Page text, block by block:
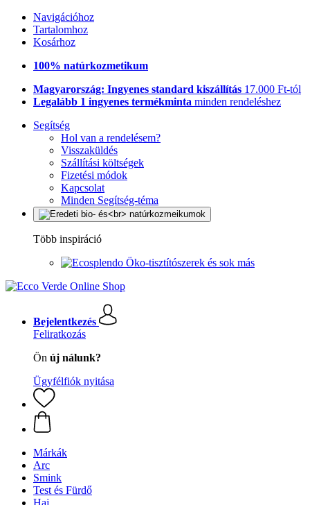
Navigációhoz
Tartalomhoz
Kosárhoz
100% natúrkozmetikum
Magyarország: Ingyenes standard kiszállítás 17.000 Ft-tól
Legalább 1 ingyenes termékminta minden rendeléshez
Segítség
Hol van a rendelésem?
Visszaküldés
Szállítási költségek
Fizetési módok
Kapcsolat
Minden Segítség-téma
Több inspiráció
Öko-tisztítószerek és sok más
Bejelentkezés
Feliratkozás
Ön új nálunk?
Ügyfélfiók nyitása
Márkák
Arc
Smink
Test és Fürdő
Haj